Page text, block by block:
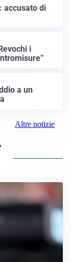
accusato di
i
a un
Altre notizie